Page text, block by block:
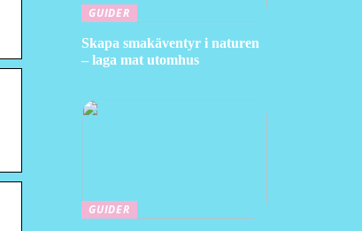
GUIDER
Skapa smakäventyr i naturen
– laga mat utomhus
GUIDER